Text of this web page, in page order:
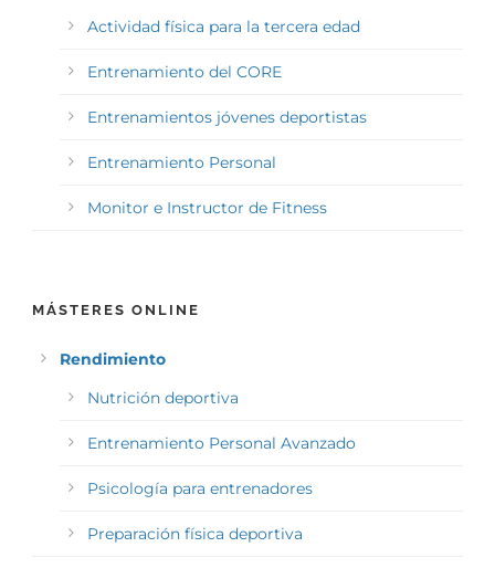
Actividad física para la tercera edad
Entrenamiento del CORE
Entrenamientos jóvenes deportistas
Entrenamiento Personal
Monitor e Instructor de Fitness
MÁSTERES ONLINE
Rendimiento
Nutrición deportiva
Entrenamiento Personal Avanzado
Psicología para entrenadores
Preparación física deportiva